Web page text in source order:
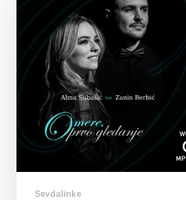
Sevdalinke